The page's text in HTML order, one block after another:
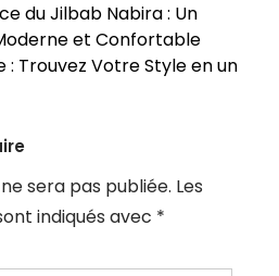
du Jilbab Nabira : Un
et Confortable
: Trouvez Votre Style en un
sera pas publiée. Les
indiqués avec *